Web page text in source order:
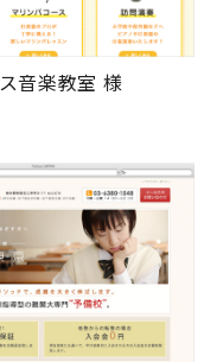
音楽教室 様